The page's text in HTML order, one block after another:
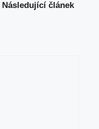
Následující článek